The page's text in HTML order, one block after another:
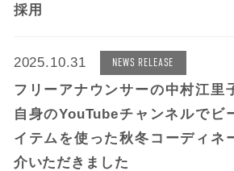
採用
2025.10.31 NEWS RELEASE
フリーアナウンサーの中村江里
自身のYouTubeチャンネルでビ
イテムを使った秋冬コーディネ
介いただきました